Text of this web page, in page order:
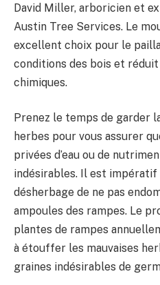
David Miller, arboricien et
Austin Tree Services. Le
excellent choix pour le
conditions des bois et réduit
chimiques.
Prenez le temps de garder
herbes pour vous assurer
privées d’eau ou de
indésirables. Il est
désherbage de ne pas
ampoules des rampes. Le
plantes de rampes
à étouffer les mauvaises
graines indésirables de